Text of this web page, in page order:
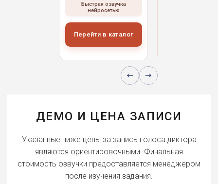
Быстрая озвучка
нейросетью
Перейти в каталог
ДЕМО И ЦЕНА ЗАПИСИ
Указанные ниже цены за запись голоса диктора
являются ориентировочными. Финальная
стоимость озвучки предоставляется менеджером
после изучения задания.